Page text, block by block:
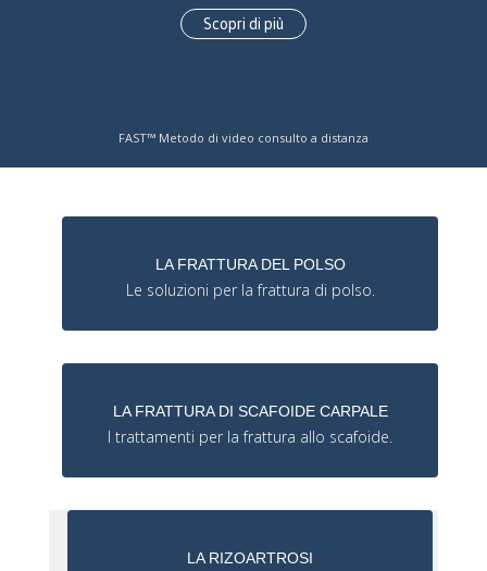
Scopri di più
FAST™ Metodo di video consulto a distanza
LA FRATTURA DEL POLSO
Le soluzioni per la frattura di polso.
LA FRATTURA DI SCAFOIDE CARPALE
I trattamenti per la frattura allo scafoide.
LA RIZOARTROSI